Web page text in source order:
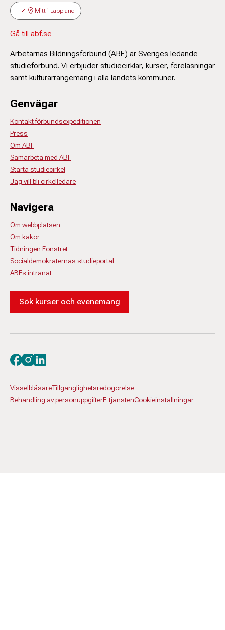
Mitt i Lappland
Gå till abf.se
Arbetarnas Bildningsförbund (ABF) är Sveriges ledande
studieförbund. Vi erbjuder studiecirklar, kurser, föreläsningar
samt kulturarrangemang i alla landets kommuner.
Genvägar
Kontakt förbundsexpeditionen
Press
Om ABF
Samarbeta med ABF
Starta studiecirkel
Jag vill bli cirkelledare
Navigera
Om webbplatsen
Om kakor
Tidningen Fönstret
Socialdemokraternas studieportal
ABFs intranät
Sök kurser och evenemang
VisselblåsareTillgänglighetsredogörelse
Behandling av personuppgifterE-tjänstenCookieinställningar
Besök oss på facebook
Besök oss på instagram
Besök oss på linkedin